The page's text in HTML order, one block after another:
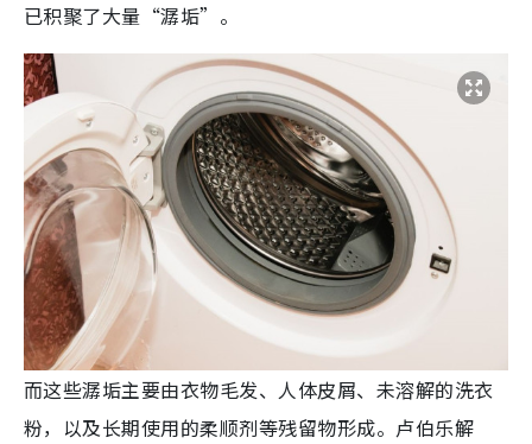
已积聚了大量“潺垢”。
而这些潺垢主要由衣物毛发、人体皮屑、未溶解的洗衣
粉，以及长期使用的柔顺剂等残留物形成。卢伯乐解